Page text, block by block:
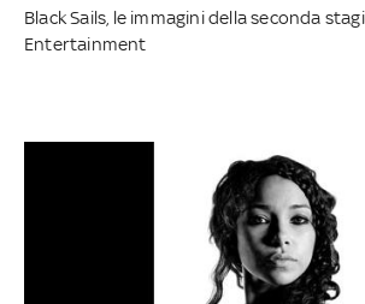
Black Sails, le immagini della seconda
Entertainment